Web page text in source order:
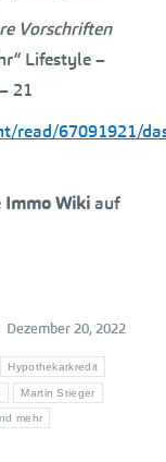
Vorschriften
Lifestyle –
21
read/67091921/
Immo Wikiauf
Dezember 20, 2022
Hypothekarkredit
Martin Stieger
mehr